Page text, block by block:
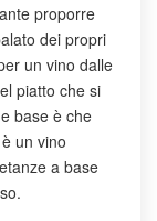
proporre
dei propri
un vino dalle
piatto che si
base è che
un vino
a base